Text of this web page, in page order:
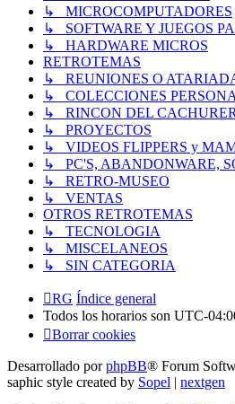
↳ MICROCOMPUTADORES
↳ SOFTWARE Y JUEGOS
↳ HARDWARE MICROS
RETROTEMAS
↳ REUNIONES O
↳ COLECCIONES
↳ RINCON DEL
↳ PROYECTOS
↳ VIDEOS FLIPPERS y
↳ PC'S, ABANDONWARE,
↳ RETRO-MUSEO
↳ VENTAS
OTROS RETROTEMAS
↳ TECNOLOGIA
↳ MISCELANEOS
↳ SIN CATEGORIA
RG Índice general
Todos los horarios son UTC-
Borrar cookies
Desarrollado porphpBB® Forum
saphic style created by Sopel | nextgen